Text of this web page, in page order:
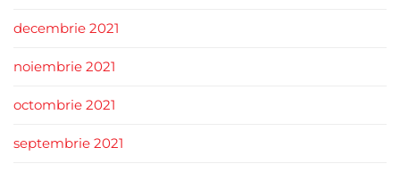
decembrie 2021
noiembrie 2021
octombrie 2021
septembrie 2021